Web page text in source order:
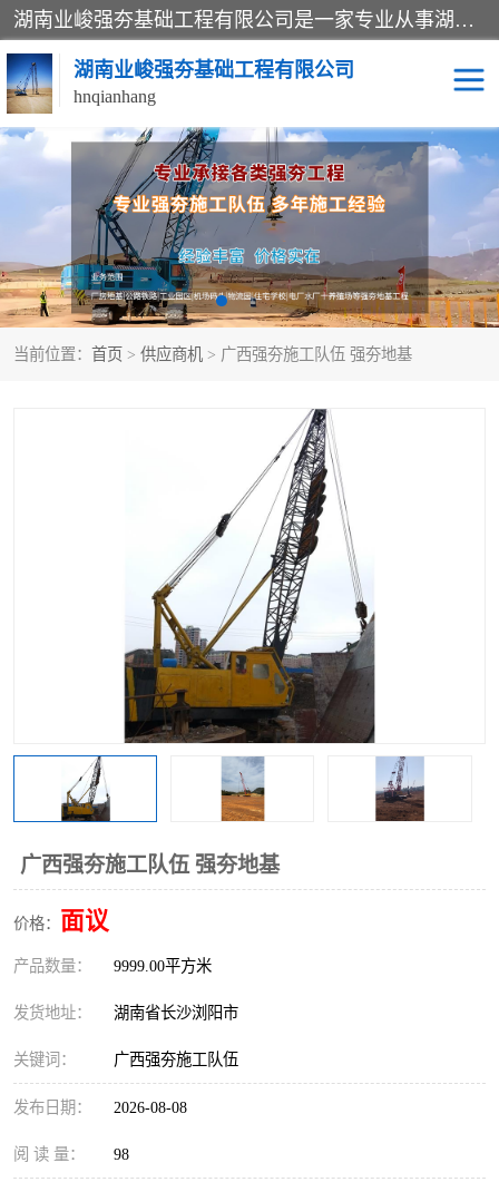
湖南业峻强夯基础工程有限公司是一家专业从事湖南强夯基础工程、强夯机租赁，地基处理的施工单位。业务覆盖：湖南、广东，江西等地。可承接1000KN.m-25000KN.m强夯（置换）工程。公司创始人是国内较早期从事强夯施工的建设者，经过多年的一步一个脚印的发展，在行业内具有较高的度和良好的口碑。
湖南业峻强夯基础工程有限公司
hnqianhang
当前位置： 首页 > 供应商机 > 广西强夯施工队伍 强夯地基
广西强夯施工队伍 强夯地基
价格： 面议
产品数量： 9999.00平方米
发货地址： 湖南省长沙浏阳市
关键词： 广西强夯施工队伍
发布日期： 2026-08-08
阅 读 量： 98
强夯施工案例 强夯机租赁
强夯施工工程 强夯施工队伍
强夯队伍